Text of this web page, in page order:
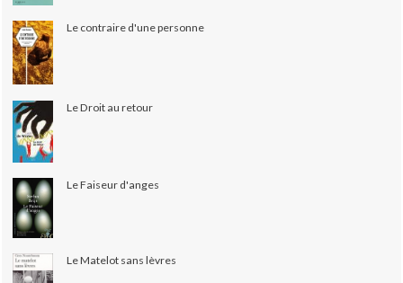
Le contraire d'une personne
Le Droit au retour
Le Faiseur d'anges
Le Matelot sans lèvres